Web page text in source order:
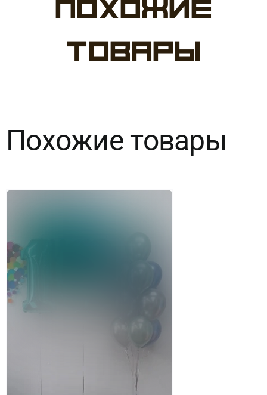
Набор
Похожие
товары
Похожие товары